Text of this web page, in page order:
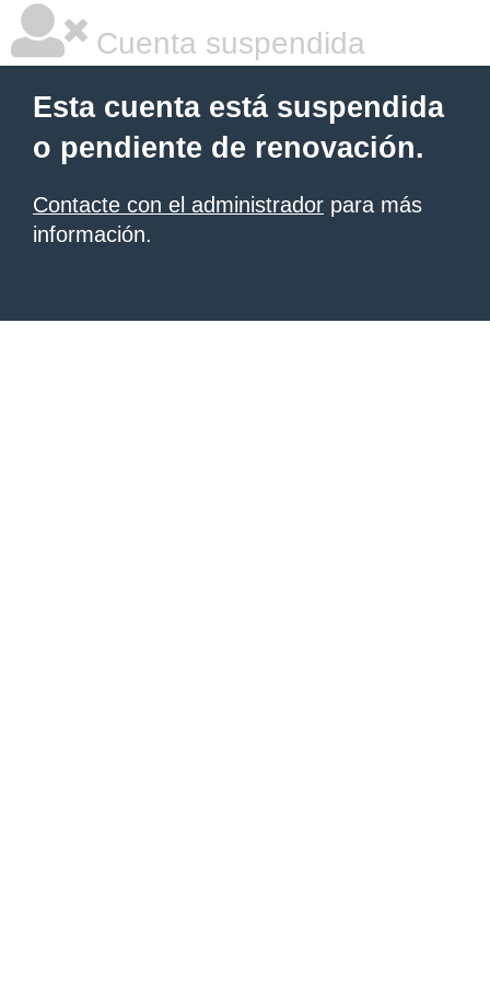
Cuenta suspendida
Esta cuenta está suspendida
o pendiente de renovación.
Contacte con el administrador para más
información.